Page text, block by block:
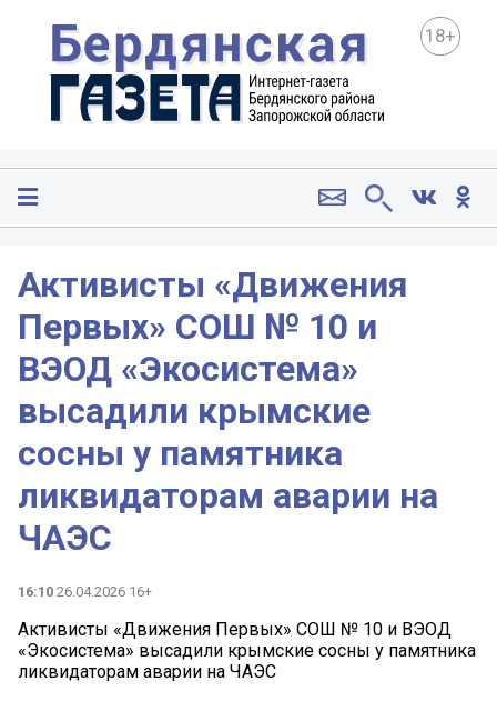
18+
️Активисты «Движения
Первых» СОШ № 10 и
ВЭОД «Экосистема»
высадили крымские
сосны у памятника
ликвидаторам аварии на
ЧАЭС
16:10 26.04.2026 16+
️Активисты «Движения Первых» СОШ № 10 и ВЭОД
«Экосистема» высадили крымские сосны у памятника
ликвидаторам аварии на ЧАЭС